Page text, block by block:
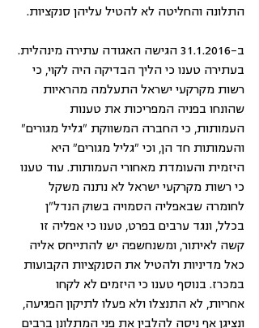
התלונה והחליטה לא להטיל עליהן סנקציות.
ב-31.1.2016 הגישה האגודה עתירה מינהלית.
בעתירה טענו כי הליך הבדיקה היה לקוי, כי
רשות מקרקעי ישראל התעלמה מהראיות
שהונחו בפניה המפריכות את טענות
העמותות, כי החברה המשווקת "גליל מגורים"
והעמותות חד הן, וכי "גליל מגורים" היא
היזמית והעומדת מאחורי העמותות. עוד טענו
כי רשות מקרקעי ישראל לא נתנה משקל
לחומרה שבאפליה הסמויה בשוק הנדל"ן
בכלל, ונגד ערבים בפרט, טענו כי אפליה זו
קשה לאיתור, ומשנחשפה יש להתייחס אליה
כאל מדיניות ולהטיל את הסנקציות הקבועות
במכרז. בנוסף טענו כי היזמים לא לקחו
אחריות, לא התנצלו ולא פעלו לתיקון הפגיעה,
ונציגן אף ניסה להלבין את פני המתלונן ברבים